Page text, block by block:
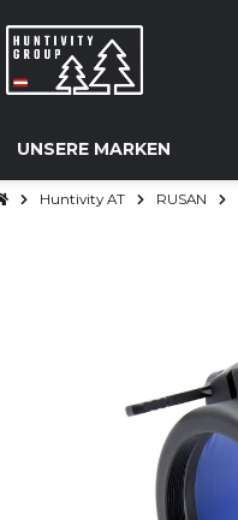
UNSERE MARKEN
Huntivity AT RUSAN